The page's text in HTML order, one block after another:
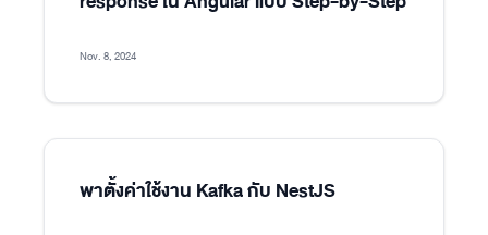
Nov. 8, 2024
พาตั้งค่าใช้งาน Kafka กับ NestJS